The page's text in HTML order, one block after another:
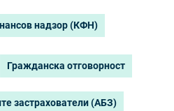
надзор (КФН)
Гражданска отговорност
застрахователи (АБЗ)